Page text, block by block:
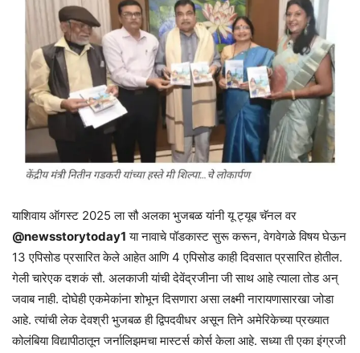
याशिवाय ऑगस्ट 2025 ला सौ अलका भुजबळ यांनी यू ट्यूब चॅनल वर
@newsstorytoday1 या नावाचे पॉडकास्ट सुरू करून, वेगवेगळे विषय घेऊन
13 एपिसोड प्रसारित केले आहेत आणि 4 एपिसोड काही दिवसात प्रसारित होतील.
गेली चारेएक दशकं सौ. अलकाजी यांची देवेंद्रजीना जी साथ आहे त्याला तोड अन्
जवाब नाही. दोघेही एकमेकांना शोभून दिसणारा असा लक्ष्मी नारायणासारखा जोडा
आहे. त्यांची लेक देवश्री भुजबळ ही द्विपदवीधर असून तिने अमेरिकेच्या प्रख्यात
कोलंबिया विद्यापीठातून जर्नालिझमचा मास्टर्स कोर्स केला आहे. सध्या ती एका इंग्रजी